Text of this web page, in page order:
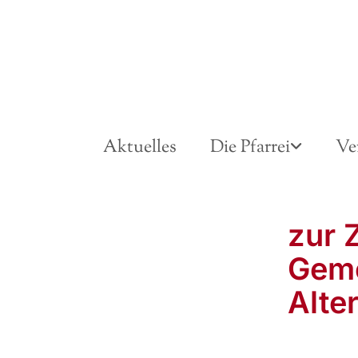
Aktuelles Die Pfarrei
zur